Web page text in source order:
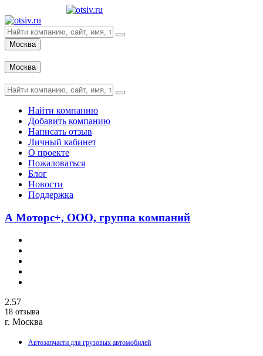
Москва
Москва
Найти компанию
Добавить компанию
Написать отзыв
Личный кабинет
О проекте
Пожаловаться
Блог
Новости
Поддержка
А Моторс+, ООО, группа компаний
2.57
18 отзыва
г. Москва
Автозапчасти для грузовых автомобилей